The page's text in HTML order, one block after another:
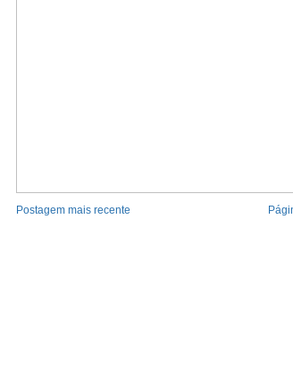
Postagem mais recente